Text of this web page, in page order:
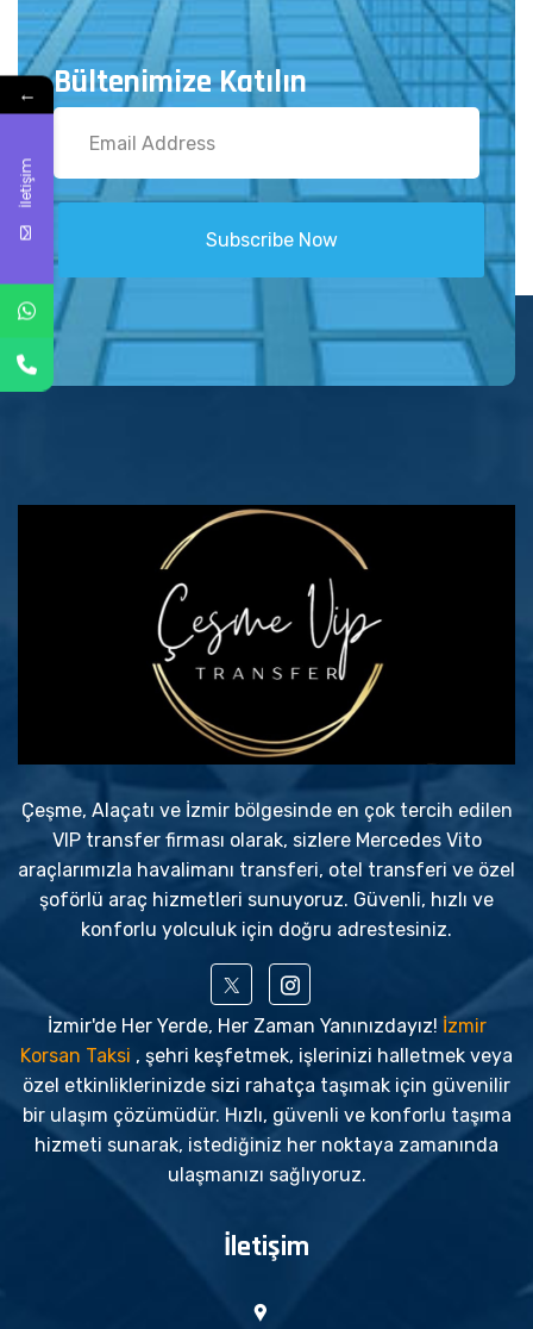
Bültenimize Katılın
Subscribe Now
Çeşme, Alaçatı ve İzmir bölgesinde en çok tercih edilen
VIP transfer firması olarak, sizlere Mercedes Vito
araçlarımızla havalimanı transferi, otel transferi ve özel
şoförlü araç hizmetleri sunuyoruz. Güvenli, hızlı ve
konforlu yolculuk için doğru adrestesiniz.
İzmir'de Her Yerde, Her Zaman Yanınızdayız! İzmir
Korsan Taksi , şehri keşfetmek, işlerinizi halletmek veya
özel etkinliklerinizde sizi rahatça taşımak için güvenilir
bir ulaşım çözümüdür. Hızlı, güvenli ve konforlu taşıma
hizmeti sunarak, istediğiniz her noktaya zamanında
ulaşmanızı sağlıyoruz.
İletişim
←
İletişim